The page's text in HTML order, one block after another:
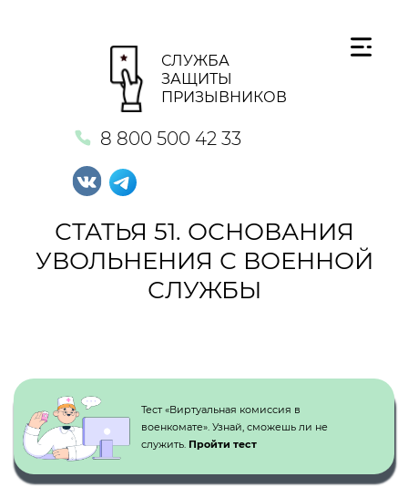
СЛУЖБА
ЗАЩИТЫ
ПРИЗЫВНИКОВ
8 800 500 42 33
СТАТЬЯ 51. ОСНОВАНИЯ
УВОЛЬНЕНИЯ С ВОЕННОЙ
СЛУЖБЫ
Тест «Виртуальная комиссия в
военкомате». Узнай, сможешь ли не
служить. Пройти тест